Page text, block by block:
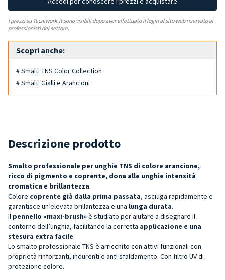
I prezzi su Tecniwork.it sono visibili dopo aver effettuato il login al sito web riservato ai
professionisti del settore.
Scopri anche:
# Smalti TNS Color Collection
# Smalti Gialli e Arancioni
Descrizione prodotto
Smalto professionale per unghie TNS di colore arancione,
ricco di pigmento e coprente, dona alle unghie intensità
cromatica e brillantezza.
Colore coprente già dalla prima passata, asciuga rapidamente e
garantisce un’elevata brillantezza e una lunga durata.
Il pennello «maxi-brush»è studiato per aiutare a disegnare il
contorno dell’unghia, facilitando la corretta applicazione e una
stesura extra facile.
Lo smalto professionale TNS è arricchito con attivi funzionali con
proprietà rinforzanti, indurenti e anti sfaldamento. Con filtro UV di
protezione colore.